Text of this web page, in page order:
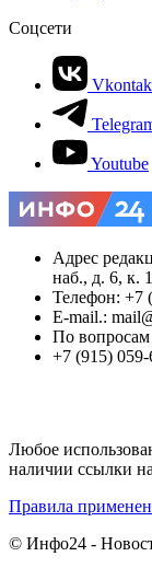
Соцсети
Youtube
Адрес
наб., д. 6, к. 1
Телефон: +7
E-mail.:
По вопросам
+7 (915)
Любое
наличии ссылки
Правила
© Инфо24 -